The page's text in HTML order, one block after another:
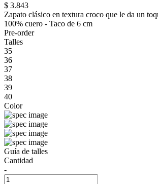
$ 3.843
Zapato clásico en textura croco que le da un
100% cuero - Taco de 6 cm
Pre-order
Talles
35
36
37
38
39
40
Color
Guía de talles
Cantidad
-